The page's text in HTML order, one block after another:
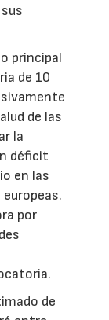
principal
de 10
de las
la
déficit
en las
por
de